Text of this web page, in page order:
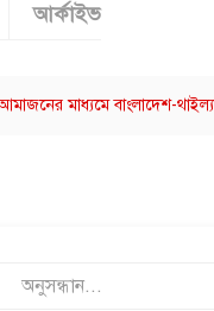
আর্কাইভ
বাংলাদেশ-থাইল্যান্ড